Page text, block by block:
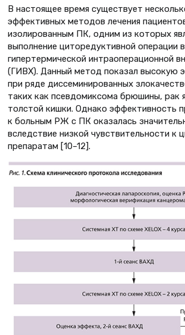
В настоящее время существует
эффективных методов лечения
изолированным ПК, одним из которых
выполнение циторедуктивной операции
гипертермической интраоперационной
(ГИВХ). Данный метод показал высокую
при ряде диссеминированных
таких как псевдомиксома брюшины, рак
толстой кишки. Однако эффективность
к больным РЖ с ПК оказалась
вследствие низкой чувствительности к
препаратам [10–12].